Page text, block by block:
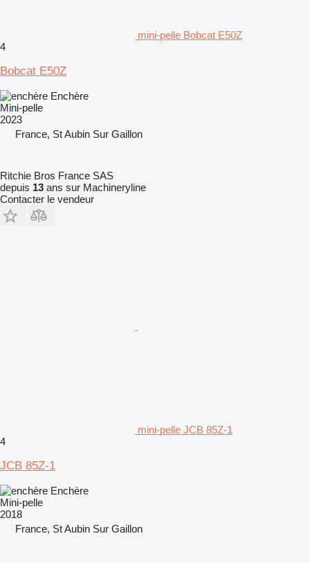
mini-pelle Bobcat E50Z
4
Bobcat E50Z
Enchère
Mini-pelle
2023
France, St Aubin Sur Gaillon
Ritchie Bros France SAS
depuis 13 ans sur Machineryline
Contacter le vendeur
mini-pelle JCB 85Z-1
4
JCB 85Z-1
Enchère
Mini-pelle
2018
France, St Aubin Sur Gaillon